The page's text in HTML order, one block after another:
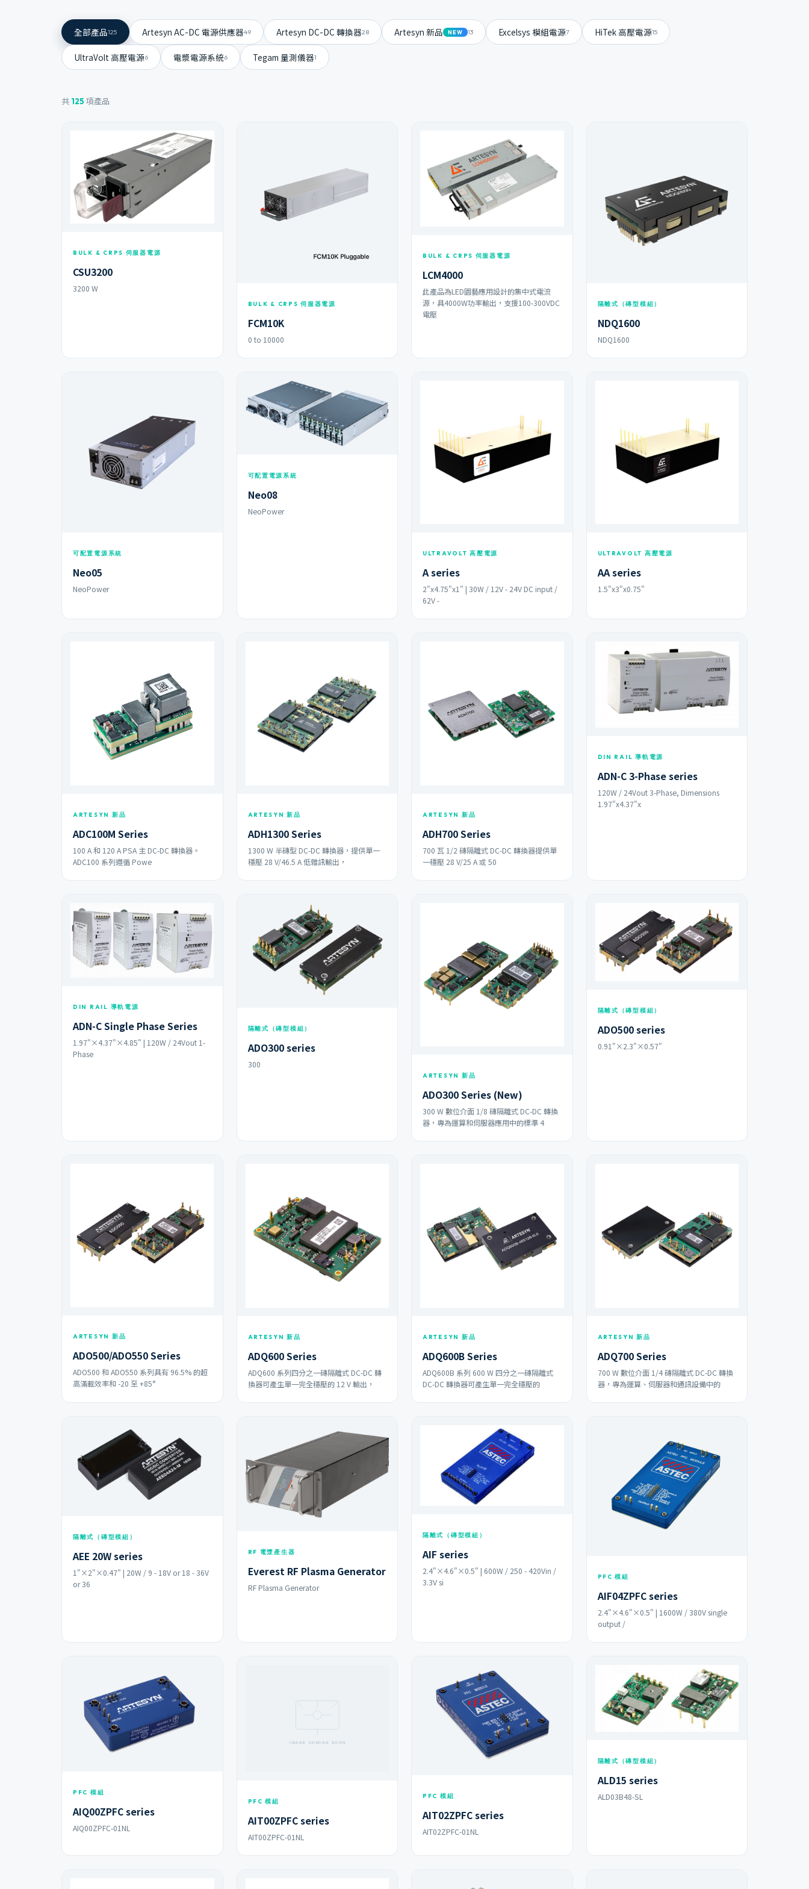
全部產品125 Artesyn AC-DC 電源供應器49 Artesyn DC-DC 轉換器28 Artesyn 新品 NEW 13 Excelsys 模組電源7 HiTek 高壓電源15
UltraVolt 高壓電源6 電漿電源系統6 Tegam 量測儀器1
共 125 項產品
BULK & CRPS 伺服器電源
CSU3200
3200 W
BULK & CRPS 伺服器電源
FCM10K
0 to 10000
BULK & CRPS 伺服器電源
LCM4000
此產品為LED園藝應用設計的集中式電流
源，具4000W功率輸出，支援100-300VDC
電壓
隔離式（磚型模組）
NDQ1600
NDQ1600
可配置電源系統
Neo05
NeoPower
可配置電源系統
Neo08
NeoPower
ULTRAVOLT 高壓電源
A series
2"x4.75"x1" | 30W / 12V - 24V DC input /
62V -
ULTRAVOLT 高壓電源
AA series
1.5"x3"x0.75"
ARTESYN 新品
ADC100M Series
100 A 和 120 A PSA 主 DC-DC 轉換器。
ADC100 系列遵循 Powe
ARTESYN 新品
ADH1300 Series
1300 W 半磚型 DC-DC 轉換器，提供單一
穩壓 28 V/46.5 A 低雜訊輸出，
ARTESYN 新品
ADH700 Series
700 瓦 1/2 磚隔離式 DC-DC 轉換器提供單
一穩壓 28 V/25 A 或 50
DIN RAIL 導軌電源
ADN-C 3-Phase series
120W / 24Vout 3-Phase, Dimensions
1.97"x4.37"x
DIN RAIL 導軌電源
ADN-C Single Phase Series
1.97"×4.37"×4.85" | 120W / 24Vout 1-
Phase
隔離式（磚型模組）
ADO300 series
300
ARTESYN 新品
ADO300 Series (New)
300 W 數位介面 1/8 磚隔離式 DC-DC 轉換
器，專為運算和伺服器應用中的標準 4
隔離式（磚型模組）
ADO500 series
0.91"×2.3"×0.57"
ARTESYN 新品
ADO500/ADO550 Series
ADO500 和 ADO550 系列具有 96.5% 的超
高滿載效率和 -20 至 +85°
ARTESYN 新品
ADQ600 Series
ADQ600 系列四分之一磚隔離式 DC-DC 轉
換器可產生單一完全穩壓的 12 V 輸出，
ARTESYN 新品
ADQ600B Series
ADQ600B 系列 600 W 四分之一磚隔離式
DC-DC 轉換器可產生單一完全穩壓的
ARTESYN 新品
ADQ700 Series
700 W 數位介面 1/4 磚隔離式 DC-DC 轉換
器，專為運算、伺服器和通訊設備中的
隔離式（磚型模組）
AEE 20W series
1"×2"×0.47" | 20W / 9 - 18V or 18 - 36V
or 36
RF 電漿產生器
Everest RF Plasma Generator
RF Plasma Generator
隔離式（磚型模組）
AIF series
2.4"×4.6"×0.5" | 600W / 250 - 420Vin /
3.3V si
PFC 模組
AIF04ZPFC series
2.4"×4.6"×0.5" | 1600W / 380V single
output /
PFC 模組
AIQ00ZPFC series
AIQ00ZPFC-01NL
PFC 模組
AIT00ZPFC series
AIT00ZPFC-01NL
PFC 模組
AIT02ZPFC series
AIT02ZPFC-01NL
隔離式（磚型模組）
ALD15 series
ALD03B48-SL